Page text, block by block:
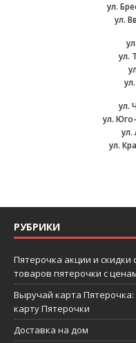
ул.
ул.
ул.
ул.
ул.
ул.
ул.
РУБРИКИ
Пятерочка акции и скидки
товаров пятерочки с
Выручай карта
карту Пятерочки
Доставка на дом